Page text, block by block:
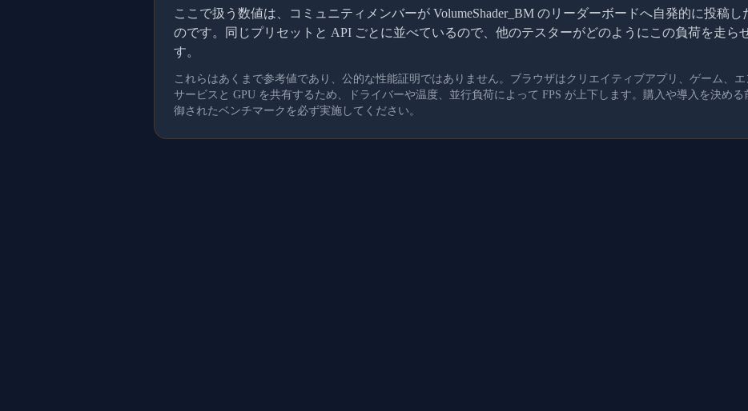
ここで扱う数値は、コミュニティメンバーが VolumeShader_BM のリーダーボードへ自発的に投稿
のです。同じプリセットと API ごとに並べているので、他のテスターがどのようにこの負荷を走ら
す。
これらはあくまで参考値であり、公的な性能証明ではありません。ブラウザはクリエイティブアプリ、ゲーム、
サービスと GPU を共有するため、ドライバーや温度、並行負荷によって FPS が上下します。購入や導入を決める
御されたベンチマークを必ず実施してください。